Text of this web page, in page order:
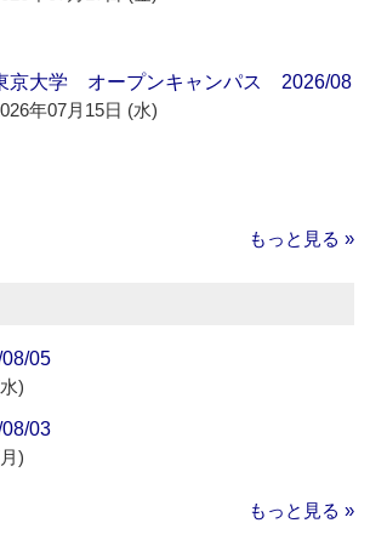
京大学 オープンキャンパス 2026/08
年07月15日 (水)
もっと見る »
05
)
03
)
もっと見る »